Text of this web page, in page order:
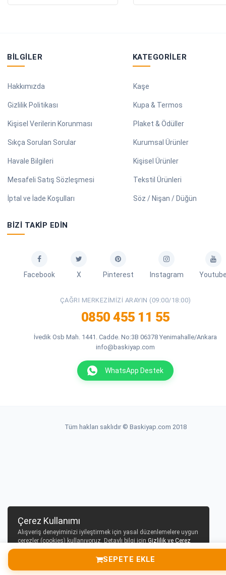
SEPETE EKLE
BILGILER
Hakkımızda
Gizlilik Politikası
Kişisel Verilerin Korunması
Sıkça Sorulan Sorular
Havale Bilgileri
Mesafeli Satış Sözleşmesi
İptal ve İade Koşulları
KATEGORILER
Kaşe
Kupa & Termos
Plaket & Ödüller
Kurumsal Ürünler
Kişisel Ürünler
Tekstil Ürünleri
Söz / Nişan / Düğün
BIZI TAKIP EDIN
Facebook X Pinterest Instagram
ÇAĞRI MERKEZIMIZI ARAYIN (09:00/18:00)
0850 455 11 55
İvedik Osb Mah. 1441. Cadde. No:3B 06378 Yenimahalle/Ankara
info@baskiyap.com
WhatsApp Destek
Tüm hakları saklıdır © Baskiyap.com 2018
Çerez Kullanımı
Alışveriş deneyiminizi iyileştirmek için yasal düzenlemelere uygun
çerezler (cookies) kullanıyoruz. Detaylı bilgi için Gizlilik ve Çerez
Politikasısayfamızı inceleyebilirsiniz.